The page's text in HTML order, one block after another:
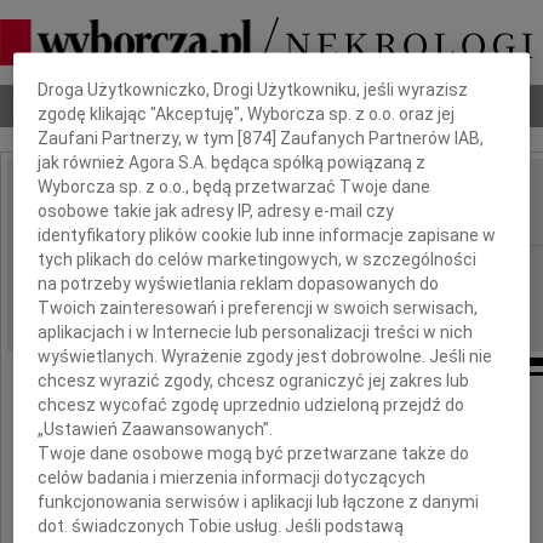
Nekrologi Odeszli Poradnik pogrzebowy
IMIĘ I NAZWISKO: Anatol Krupa
REGION: Wrocław
DATA EMISJI: 26.07.2010
Głęboko poruszeni wiadomością
o śmierci naszego Przyjaciela i Kolegi
Dbamy o Twoją prywatność
Droga Użytkowniczko, Drogi Użytkowniku, jeśli wyrazisz
zgodę klikając "Akceptuję", Wyborcza sp. z o.o. oraz jej
Zaufani Partnerzy, w tym [874 ] Zaufanych Partnerów IAB,
jak również Agora S.A. będąca spółką powiązaną z
Wyborcza sp. z o.o., będą przetwarzać Twoje dane
osobowe takie jak adresy IP, adresy e-mail czy
identyfikatory plików cookie lub inne informacje zapisane w
tych plikach do celów marketingowych, w szczególności
na potrzeby wyświetlania reklam dopasowanych do
Twoich zainteresowań i preferencji w swoich serwisach,
aplikacjach i w Internecie lub personalizacji treści w nich
wyświetlanych. Wyrażenie zgody jest dobrowolne. Jeśli nie
chcesz wyrazić zgody, chcesz ograniczyć jej zakres lub
chcesz wycofać zgodę uprzednio udzieloną przejdź do
„Ustawień Zaawansowanych”.
Twoje dane osobowe mogą być przetwarzane także do
celów badania i mierzenia informacji dotyczących
funkcjonowania serwisów i aplikacji lub łączone z danymi
dot. świadczonych Tobie usług. Jeśli podstawą